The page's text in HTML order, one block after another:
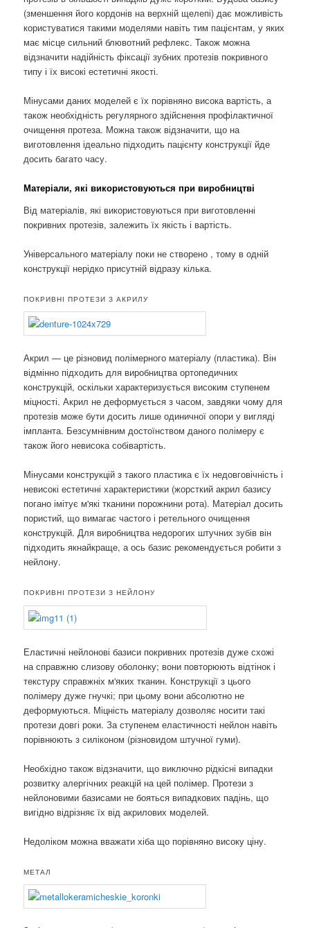
(зменшення його кордонів на верхній щелепі) дає можливість
користуватися такими моделями навіть тим пацієнтам, у яких
має місце сильний блювотний рефлекс. Також можна
відзначити надійність фіксації зубних протезів покривного
типу і їх високі естетичні якості.
Мінусами даних моделей є їх порівняно висока вартість, а
також необхідність регулярного здійснення профілактичної
очищення протеза. Можна також відзначити, що на
виготовлення ідеально підходить пацієнту конструкції йде
досить багато часу.
Матеріали, які використовуються при виробництві
Від матеріалів, які використовуються при виготовленні
покривних протезів, залежить їх якість і вартість.
Універсального матеріалу поки не створено , тому в одній
конструкції нерідко присутній відразу кілька.
ПОКРИВНІ ПРОТЕЗИ З АКРИЛУ
Акрил — це різновид полімерного матеріалу (пластика). Він
відмінно підходить для виробництва ортопедичних
конструкцій, оскільки характеризується високим ступенем
міцності. Акрил не деформується з часом, завдяки чому для
протезів може бути досить лише одиничної опори у вигляді
імпланта. Безсумнівним достоїнством даного полімеру є
також його невисока собівартість.
Мінусами конструкцій з такого пластика є їх недовговічність і
невисокі естетичні характеристики (жорсткий акрил базису
погано імітує м'які тканини порожнини рота). Матеріал досить
пористий, що вимагає частого і ретельного очищення
конструкцій. Для виробництва недорогих штучних зубів він
підходить якнайкраще, а ось базис рекомендується робити з
нейлону.
ПОКРИВНІ ПРОТЕЗИ З НЕЙЛОНУ
Еластичні нейлонові базиси покривних протезів дуже схожі
на справжню слизову оболонку; вони повторюють відтінок і
текстуру справжніх м'яких тканин. Конструкції з цього
полімеру дуже гнучкі; при цьому вони абсолютно не
деформуються. Міцність матеріалу дозволяє носити такі
протези довгі роки. За ступенем еластичності нейлон навіть
порівнюють з силіконом (різновидом штучної гуми).
Необхідно також відзначити, що виключно рідкісні випадки
розвитку алергічних реакцій на цей полімер. Протези з
нейлоновими базисами не бояться випадкових падінь, що
вигідно відрізняє їх від акрилових моделей.
Недоліком можна вважати хіба що порівняно високу ціну.
МЕТАЛ